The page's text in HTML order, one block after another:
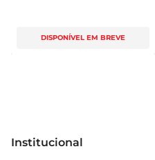
DISPONÍVEL EM BREVE
Institucional